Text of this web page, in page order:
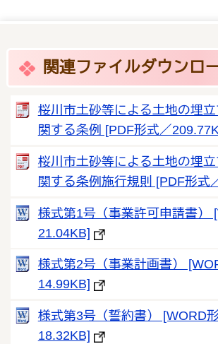
関連ファイルダウンロ
桜川市土砂等による土地の埋
関する条例 [PDF形式／
桜川市土砂等による土地の埋
関する条例施行規則 [PDF形式
様式第1号（事業許可申請書）
21.04KB]
様式第2号（事業計画書）
14.99KB]
様式第3号（誓約書） [WORD
18.32KB]